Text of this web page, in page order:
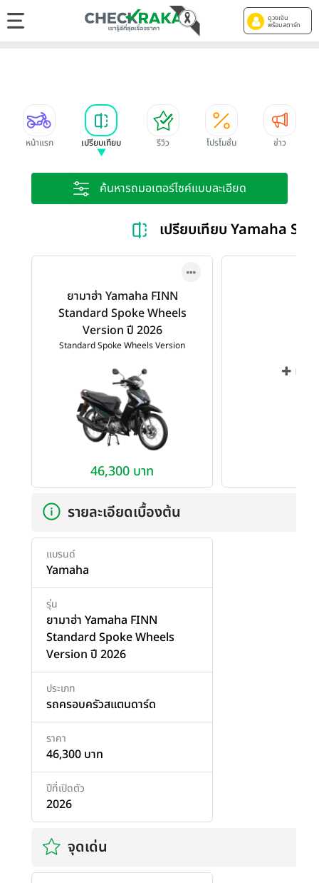
ดูวงเงิน
พร้อมสตาร์ท
หน้าแรก เปรียบเทียบ รีวิว โปรโมชั่น ข่าว
ค้นหารถมอเตอร์ไซค์แบบละเอียด
เปรียบเทียบ Yamaha
ยามาฮ่า Yamaha FINN
Standard Spoke Wheels
Version ปี 2026
Standard Spoke Wheels Version
46,300 บาท
เพิ่
รายละเอียดเบื้องต้น
แบรนด์
Yamaha
รุ่น
ยามาฮ่า Yamaha FINN
Standard Spoke Wheels
Version ปี 2026
ประเภท
รถครอบครัวสแตนดาร์ด
ราคา
46,300 บาท
ปีที่เปิดตัว
2026
จุดเด่น